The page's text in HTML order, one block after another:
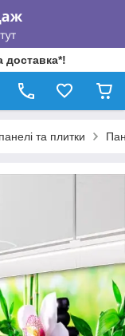
доставка*!
та плитки